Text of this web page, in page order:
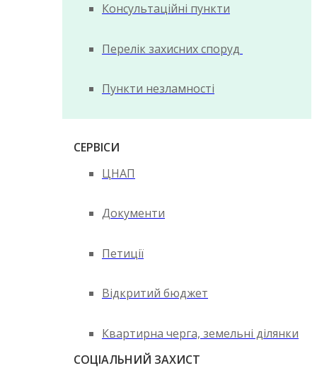
Консультаційні пункти
Перелік захисних споруд
Пункти незламності
СЕРВІСИ
ЦНАП
Документи
Петиції
Відкритий бюджет
Квартирна черга, земельні ділянки
СОЦІАЛЬНИЙ ЗАХИСТ